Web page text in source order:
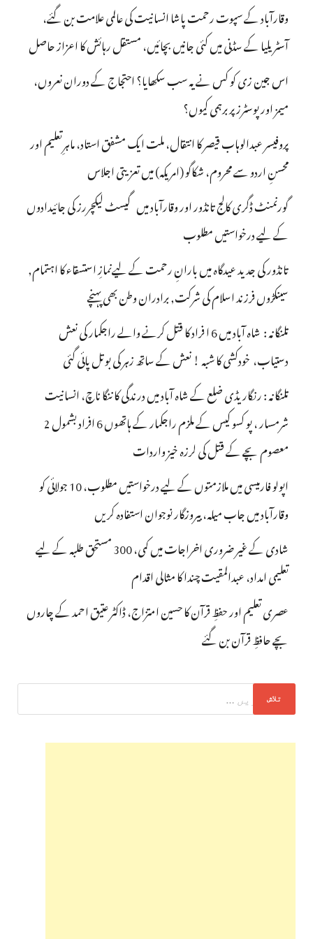
وقارآباد کے سپوت رحمت پاشا انسانیت کی عالمی علامت بن گئے،
آسٹریلیا کے سڈنی میں کئی جانیں بچائیں، مستقل رہائش کا اعزاز حاصل
اس جین زی کو کس نے یہ سب سکھایا؟ احتجاج کے دوران نعروں،
میمز اور پوسٹرز پر برہمی کیوں؟
پروفیسر عبدالوہاب قیصر کا انتقال، ملت ایک مشفق استاد، ماہرِتعلیم اور
محسنِ اردو سے محروم، شکاگو (امریکہ) میں تعزیتی اجلاس
گورنمنٹ ڈگری کالج تانڈور اور وقارآباد میں گیسٹ لیکچررز کی جائیدادوں
کے لیے درخواستیں مطلوب
تانڈور کی جدید عیدگاہ میں بارانِ رحمت کے لیےنمازِ استسقاء کا اہتمام,
سینکڑوں فرزند اسلام کی شرکت, برادران وطن بھی پہنچے
تلنگانہ : شاہ آباد میں 6 ا فراد کا قتل کرنے والے راجکمار کی نعش
دستیاب، خودکشی کا شبہ ! نعش کے ساتھ زہر کی بوتل پائی گئی
تلنگانہ : رنگاریڈی ضلع کے شاہ آباد میں درندگی کا ننگا ناچ، انسانیت
شرمسار ، پو کسو کیس کے ملزم راجکمار کے ہاتھوں 6 افراد بشمول 2
معصوم بچے کے قتل کی لرزہ خیز واردات
اپولو فارمیسی میں ملازمتوں کے لیے درخواستیں مطلوب، 10 جولائی کو
وقارآباد میں جاب میلہ، بیروزگار نوجوان استفادہ کریں
شادی کے غیر ضروری اخراجات میں کمی، 300 مستحق طلبہ کے لیے
تعلیمی امداد، عبدالمقیت چندا کا مثالی اقدام
عصری تعلیم اور حفظِ قرآن کا حسین امتزاج، ڈاکٹر عتیق احمد کے چاروں
بچے حافظِ قرآن بن گئے